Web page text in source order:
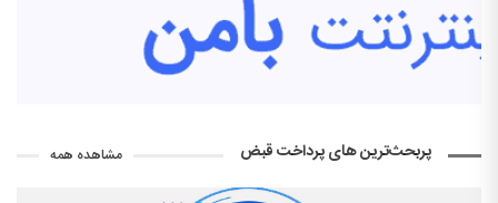
پربحث‌ترین های پرداخت قبض مشاهده همه